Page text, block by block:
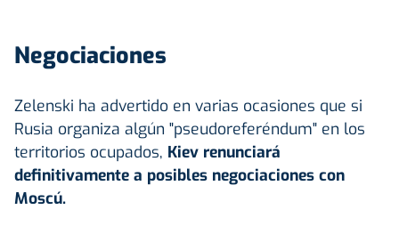
Negociaciones
Zelenski ha advertido en varias ocasiones que si
Rusia organiza algún "pseudoreferéndum" en los
territorios ocupados, Kiev renunciará
definitivamente a posibles negociaciones con
Moscú.